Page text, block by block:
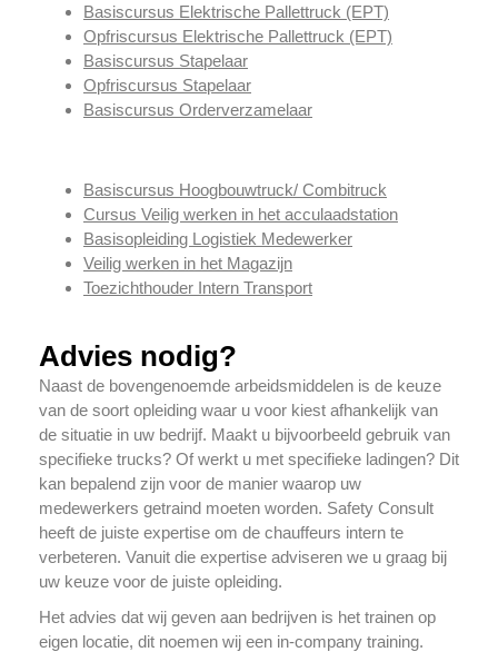
Basiscursus Elektrische Pallettruck (EPT)
Opfriscursus Elektrische Pallettruck (EPT)
Basiscursus Stapelaar
Opfriscursus Stapelaar
Basiscursus Orderverzamelaar
Basiscursus Hoogbouwtruck/ Combitruck
Cursus Veilig werken in het acculaadstation
Basisopleiding Logistiek Medewerker
Veilig werken in het Magazijn
Toezichthouder Intern Transport
Advies nodig?
Naast de bovengenoemde arbeidsmiddelen is de keuze
van de soort opleiding waar u voor kiest afhankelijk van
de situatie in uw bedrijf. Maakt u bijvoorbeeld gebruik van
specifieke trucks? Of werkt u met specifieke ladingen? Dit
kan bepalend zijn voor de manier waarop uw
medewerkers getraind moeten worden. Safety Consult
heeft de juiste expertise om de chauffeurs intern te
verbeteren. Vanuit die expertise adviseren we u graag bij
uw keuze voor de juiste opleiding.
Het advies dat wij geven aan bedrijven is het trainen op
eigen locatie, dit noemen wij een in-company training.